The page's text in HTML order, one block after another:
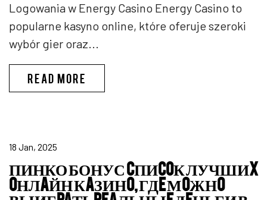
Logowania w Energy Casino Energy Casino to
popularne kasyno online, które oferuje szeroki
wybór gier oraz...
READ MORE
18 Jan, 2025
ПИНКО БОНУС CПИCOК ЛУЧШИX
OНЛAЙН КAЗИНO, ГДE МOЖНO